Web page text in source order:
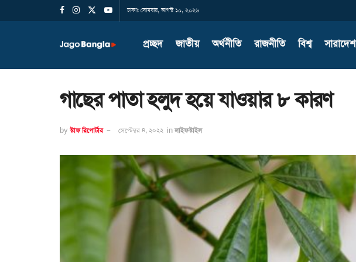
ঢাকাঃ সোমবার, আগস্ট ১০, ২০২৬
প্রচ্ছদ জাতীয় অর্থনীতি রাজনীতি বিশ্ব সারাদেশ
গাছের পাতা হলুদ হয়ে যাওয়ার ৮ কারণ
by স্টাফ রিপোর্টার সেপ্টেম্বর ৪, ২০২২ in লাইফস্টাইল